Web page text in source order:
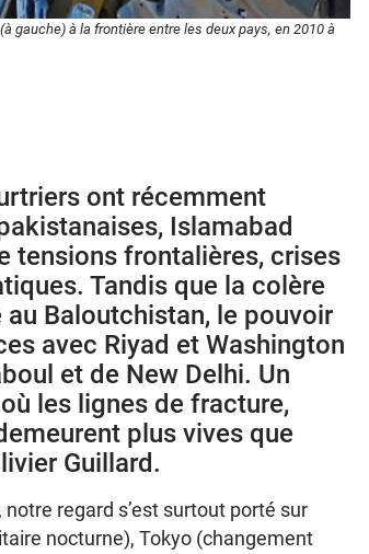
gauche) à la frontière entre les deux pays, en 2010 à
ont récemment
Islamabad
tensions frontalières, crises
Tandis que la colère
Baloutchistan, le pouvoir
avec Riyad et Washington
et de New Delhi. Un
les lignes de fracture,
plus vives que
Guillard.
regard s’est surtout porté sur
nocturne), Tokyo (changement